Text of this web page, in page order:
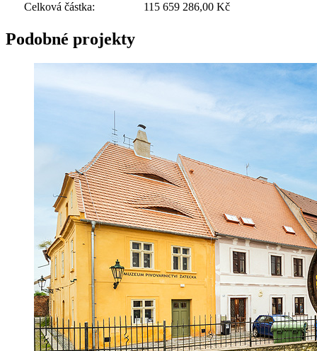
Celková částka: 115 659 286,00 Kč
Podobné projekty